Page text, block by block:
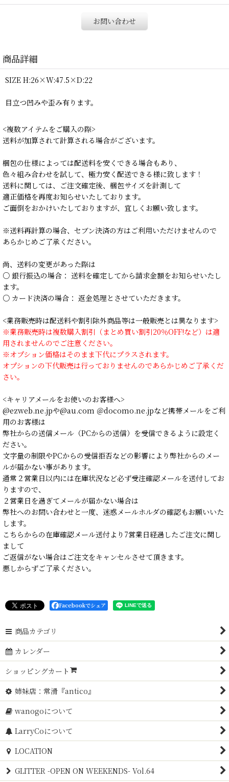
お問い合わせ
商品詳細
SIZE H:26×W:47.5×D:22
目立つ凹みや歪み有ります。
<複数アイテムをご購入の際>
送料が加算されて計算される場合がございます。
梱包の仕様によっては配送料を安くできる場合もあり、
色々組み合わせを試して、極力安く配送できる様に致します！
送料に関しては、ご注文確定後、梱包サイズを計測して
適正価格を再度お知らせいたしております。
ご面倒をおかけいたしておりますが、宜しくお願い致します。
※送料再計算の場合、セブン決済の方はご利用いただけませんので
あらかじめご了承ください。
尚、送料の変更があった際は
○ 銀行振込の場合： 送料を確定してから請求金額をお知らせいたし
ます。
○ カード決済の場合： 返金処理とさせていただきます。
<業務販売時は配送料や割引除外商品等は一般販売とは異なります>
※業務販売時は複数購入割引（まとめ買い割引20％OFF!など）は適
用されませんのでご注意ください。
※オプション価格はそのまま下代にプラスされます。
オプションの下代販売は行っておりませんのであらかじめご了承くだ
さい。
<キャリアメールをお使いのお客様へ>
@ezweb.ne.jpや@au.com ＠docomo.ne.jpなど携帯メールをご利
用のお客様は
弊社からの送信メール（PCからの送信）を受信できるように設定く
ださい。
文字量の制限やPCからの受信拒否などの影響により弊社からのメー
ルが届かない事があります。
通常２営業日以内には在庫状況など必ず受注確認メールを送付してお
りますので、
２営業日を過ぎてメールが届かない場合は
弊社へのお問い合わせと一度、迷惑メールホルダの確認もお願いいた
します。
こちらからの在庫確認メール送付より7営業日経過したご注文に関し
まして
ご返信がない場合はご注文をキャンセルさせて頂きます。
悪しからずご了承ください。
Facebookでシェア
商品カテゴリ
カレンダー
ショッピングカート
姉妹店：常滑『antico』
wanogoについて
LarryCoについて
LOCATION
GLITTER -OPEN ON WEEKENDS- Vol.64